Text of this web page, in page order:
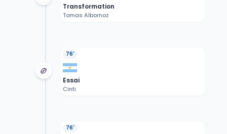
Transformation
Tomas Albornoz
76'
Essai
Cinti
76'